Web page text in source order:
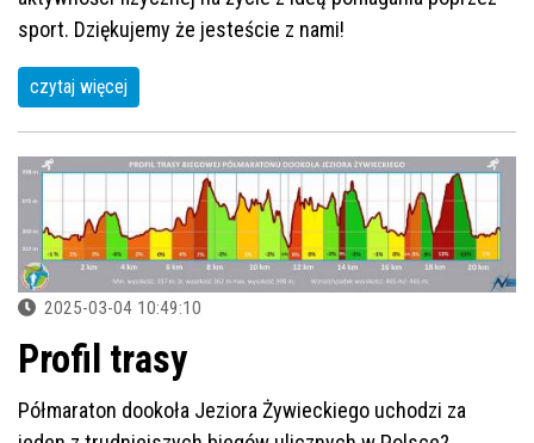
sport. Dziękujemy że jesteście z nami!
czytaj więcej
2025-03-04 10:49:10
Profil trasy
Półmaraton dookoła Jeziora Żywieckiego uchodzi za